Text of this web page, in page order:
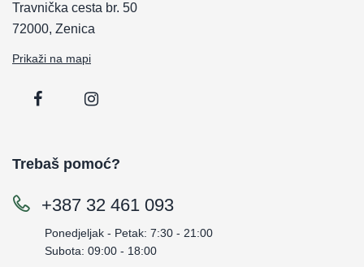
Travnička cesta br. 50
72000, Zenica
Prikaži na mapi
Trebaš pomoć?
+387 32 461 093
Ponedjeljak - Petak: 7:30 - 21:00
Subota: 09:00 - 18:00